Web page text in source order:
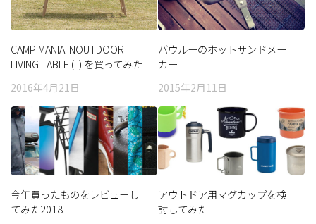
CAMP MANIA INOUTDOOR
LIVING TABLE (L) を買ってみた
2016年4月21日
バウルーのホットサンドメー
カー
2015年2月11日
今年買ったものをレビューし
てみた2018
アウトドア用マグカップを検
討してみた